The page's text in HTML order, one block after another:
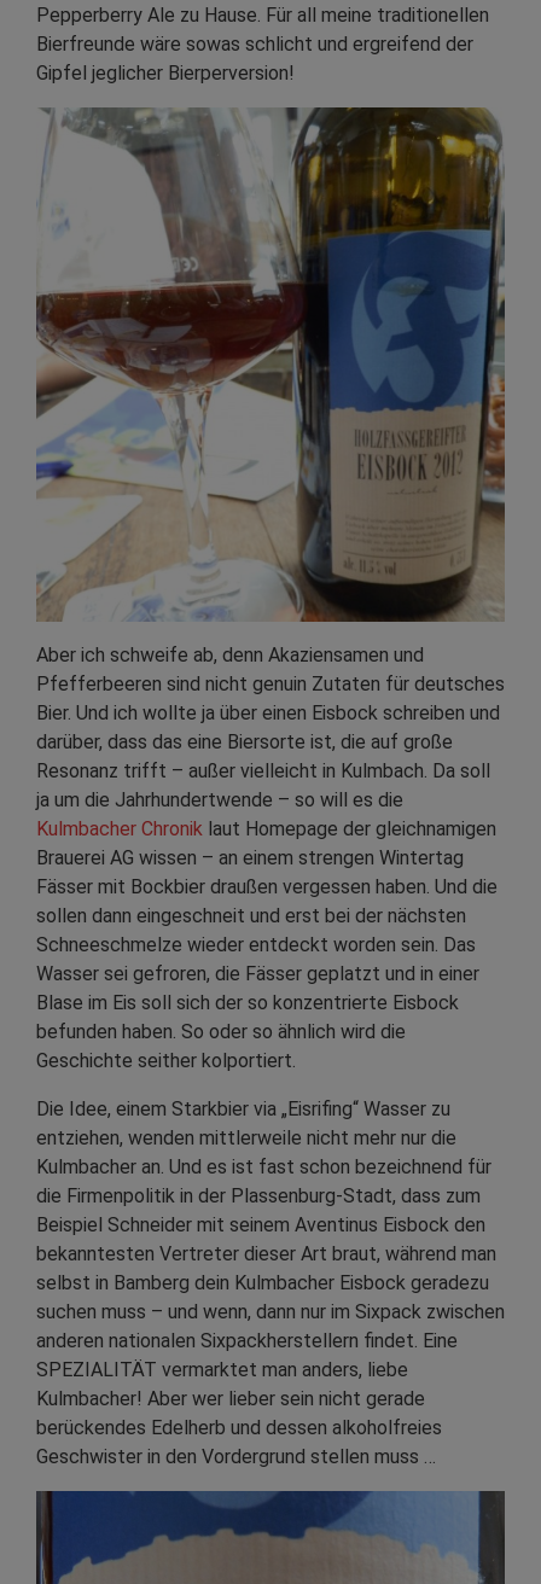
Pepperberry Ale zu Hause. Für all meine traditionellen
Bierfreunde wäre sowas schlicht und ergreifend der
Gipfel jeglicher Bierperversion!
Aber ich schweife ab, denn Akaziensamen und
Pfefferbeeren sind nicht genuin Zutaten für deutsches
Bier. Und ich wollte ja über einen Eisbock schreiben und
darüber, dass das eine Biersorte ist, die auf große
Resonanz trifft – außer vielleicht in Kulmbach. Da soll
ja um die Jahrhundertwende – so will es die
Kulmbacher Chronik laut Homepage der gleichnamigen
Brauerei AG wissen – an einem strengen Wintertag
Fässer mit Bockbier draußen vergessen haben. Und die
sollen dann eingeschneit und erst bei der nächsten
Schneeschmelze wieder entdeckt worden sein. Das
Wasser sei gefroren, die Fässer geplatzt und in einer
Blase im Eis soll sich der so konzentrierte Eisbock
befunden haben. So oder so ähnlich wird die
Geschichte seither kolportiert.
Die Idee, einem Starkbier via „Eisrifing“ Wasser zu
entziehen, wenden mittlerweile nicht mehr nur die
Kulmbacher an. Und es ist fast schon bezeichnend für
die Firmenpolitik in der Plassenburg-Stadt, dass zum
Beispiel Schneider mit seinem Aventinus Eisbock den
bekanntesten Vertreter dieser Art braut, während man
selbst in Bamberg dein Kulmbacher Eisbock geradezu
suchen muss – und wenn, dann nur im Sixpack zwischen
anderen nationalen Sixpackherstellern findet. Eine
SPEZIALITÄT vermarktet man anders, liebe
Kulmbacher! Aber wer lieber sein nicht gerade
berückendes Edelherb und dessen alkoholfreies
Geschwister in den Vordergrund stellen muss …